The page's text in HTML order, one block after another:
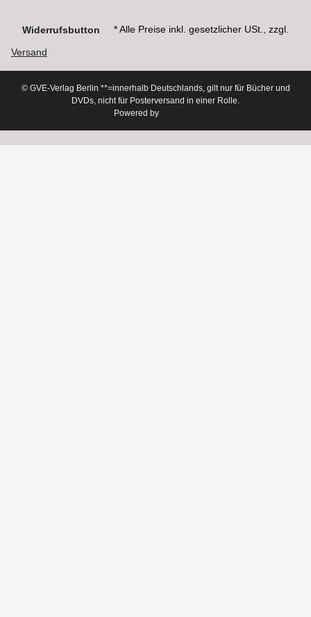
Widerrufsbutton * Alle Preise inkl. gesetzlicher USt., zzgl.
Versand
© GVE-Verlag Berlin **=innerhalb Deutschlands, gilt nur für Bücher und
DVDs, nicht für Posterversand in einer Rolle.
Powered by